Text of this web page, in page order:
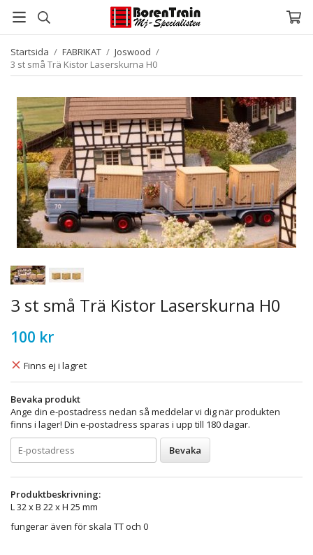
Startsida / FABRIKAT / Joswood /
3 st små Trä Kistor Laserskurna H0
3 st små Trä Kistor Laserskurna H0
100 kr
Finns ej i lagret
Bevaka produkt
Ange din e-postadress nedan så meddelar vi dig när produkten
finns i lager! Din e-postadress sparas i upp till 180 dagar.
Bevaka
Produktbeskrivning:
L 32 x B 22 x H 25 mm
fungerar även för skala TT och 0